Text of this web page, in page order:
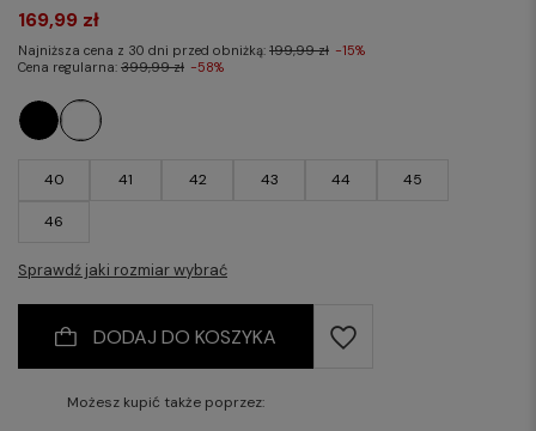
40 41 42 43 44 45
46
Sprawdź jaki rozmiar wybrać
169,99 zł
Najniższa cena z 30 dni przed obniżką: 199,99 zł -15%
Cena regularna: 399,99 zł -58%
DODAJ DO KOSZYKA
Możesz kupić także poprzez: